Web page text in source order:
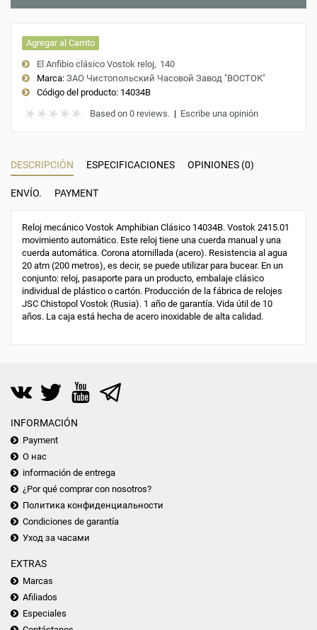
Agregar al Carrito
El Anfibio clásico Vostok reloj
140
Marca: ЗАО Чистопольский Часовой Завод "ВОСТОК"
Código del producto: 14034B
Based on 0 reviews. | Escribe una opinión
DESCRIPCIÓN ESPECIFICACIONES OPINIONES (0)
ENVÍO. PAYMENT
Reloj mecánico Vostok Amphibian Clásico 14034B. Vostok 2415.01
movimiento automático. Este reloj tiene una cuerda manual y una
cuerda automática. Corona atornillada (acero). Resistencia al agua
20 atm (200 metros), es decir, se puede utilizar para bucear. En un
conjunto: reloj, pasaporte para un producto, embalaje clásico
individual de plástico o cartón. Producción de la fábrica de relojes
JSC Chistopol Vostok (Rusia). 1 año de garantía. Vida útil de 10
años. La caja está hecha de acero inoxidable de alta calidad.
INFORMACIÓN
Payment
О нас
información de entrega
¿Por qué comprar con nosotros?
Политика конфиденциальности
Condiciones de garantía
Уход за часами
EXTRAS
Marcas
Afiliados
Especiales